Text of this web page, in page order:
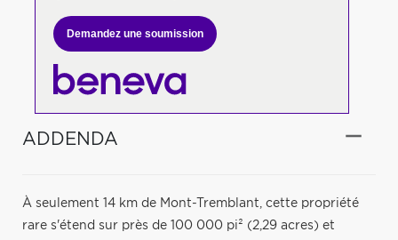
Demandez une soumission
ADDENDA
À seulement 14 km de Mont-Tremblant, cette propriété
rare s'étend sur près de 100 000 pi² (2,29 acres) et